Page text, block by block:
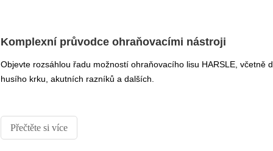
Komplexní průvodce ohraňovacími nástroji
Objevte rozsáhlou řadu možností ohraňovacího lisu HARSLE, včetně
husího krku, akutních razníků a dalších.
Přečtěte si více